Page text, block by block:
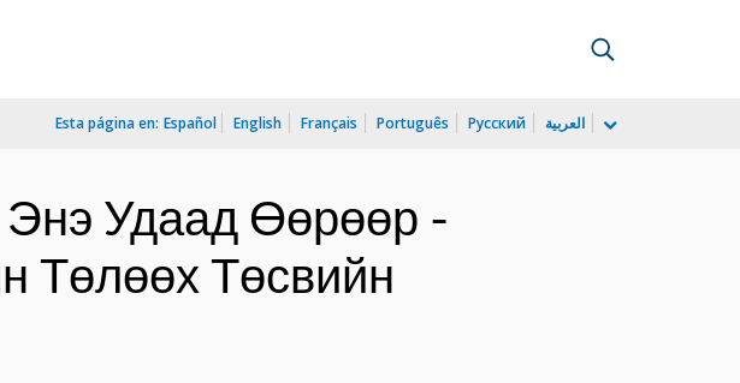
Esta página en: Español English Français Português Русский العربية
Удаад Өөрөөр -
Төлөөх Төсвийн